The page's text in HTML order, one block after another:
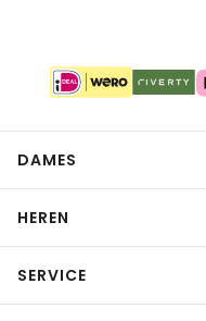
DAMES
HEREN
SERVICE